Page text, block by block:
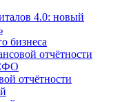
4.0: новый
бизнеса
отчётности
отчётности